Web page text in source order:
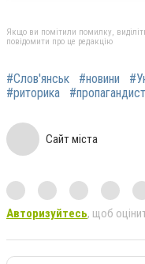
Якщо ви помітили помилку,
повідомити про це редакцію
#Слов'янськ #новини
#риторика
Сайт міста
Авторизуйтесь, щоб